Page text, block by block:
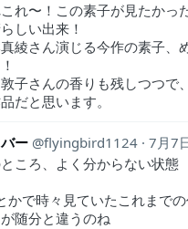
れ〜！この素子が見たかっ
しい出来！
綾さん演じる今作の素子、
子さんの香りも残しつつで
だと思います。
ー flyingbird1124 7月7
ころ、よく分からない状態
かで時々見ていたこれまで
随分と違うのね